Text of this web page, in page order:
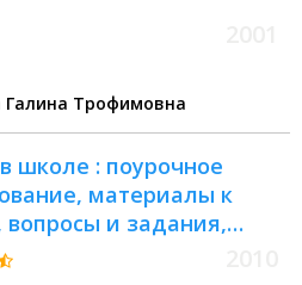
Галина Трофимовна
школе : поурочное
материалы к
вопросы и задания,